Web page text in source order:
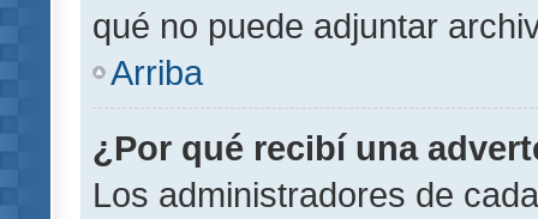
qué no puede adjuntar
Arriba
¿Por qué recibí una
Los administradores de